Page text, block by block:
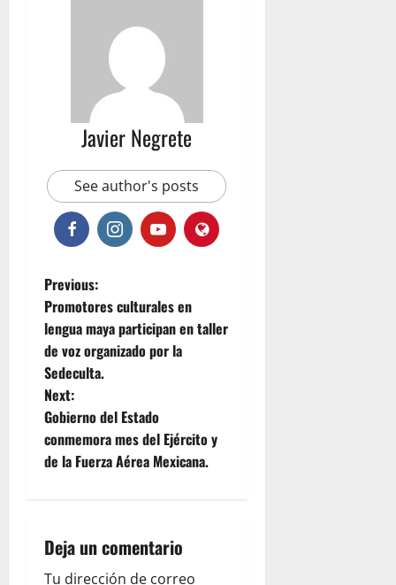
Javier Negrete
See author's posts
P
o
s
t
n
a
i
Previous:
Promotores culturales en
lengua maya participan en taller
de voz organizado por la
Sedeculta.
Next:
Gobierno del Estado
conmemora mes del Ejército y
de la Fuerza Aérea Mexicana.
Deja un comentario
Tu dirección de correo